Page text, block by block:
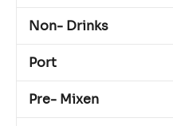
Non- Drinks
Port
Pre- Mixen